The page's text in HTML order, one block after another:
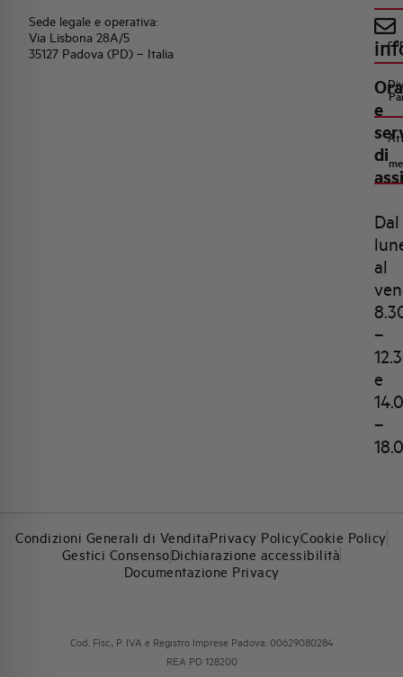
Sede legale e operativa:
Via Lisbona 28A/5
35127 Padova (PD) – Italia
e
di
Dal
al
–
e
–
Condizioni Generali di VenditaPrivacy PolicyCookie Policy
Gestici ConsensoDichiarazione accessibilità
Documentazione Privacy
Cod. Fisc., P. IVA e Registro Imprese Padova: 00629080284
REA PD 128200